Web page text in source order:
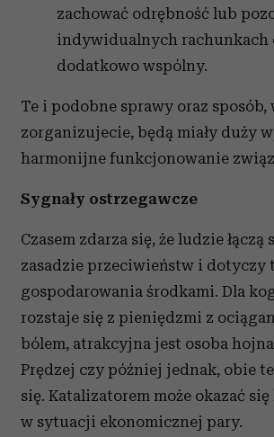
zachować odrębność lub
indywidualnych rachunkach
dodatkowo wspólny.
Te i podobne sprawy oraz sposób,
zorganizujecie, będą miały duży
harmonijne funkcjonowanie
Sygnały ostrzegawcze
Czasem zdarza się, że ludzie łączą
zasadzie przeciwieństw i dotyczy
gospodarowania środkami. Dla
rozstaje się z pieniędzmi z
bólem, atrakcyjna jest osoba
Prędzej czy później jednak, obie
się. Katalizatorem może okazać
w sytuacji ekonomicznej pary.